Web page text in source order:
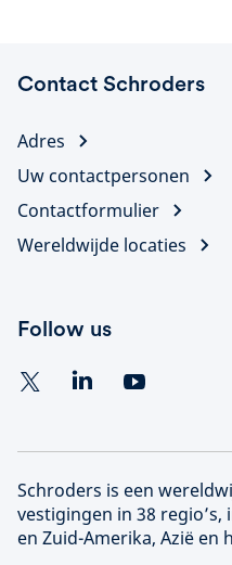
Contact Schroders
Adres
Uw contactpersonen
Contactformulier
Wereldwijde locaties
Follow us
Schroders is een
vestigingen in 38
en Zuid-Amerika, Azië en